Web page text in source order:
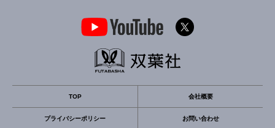
TOP 会社概要
プライバシーポリシー お問い合わせ